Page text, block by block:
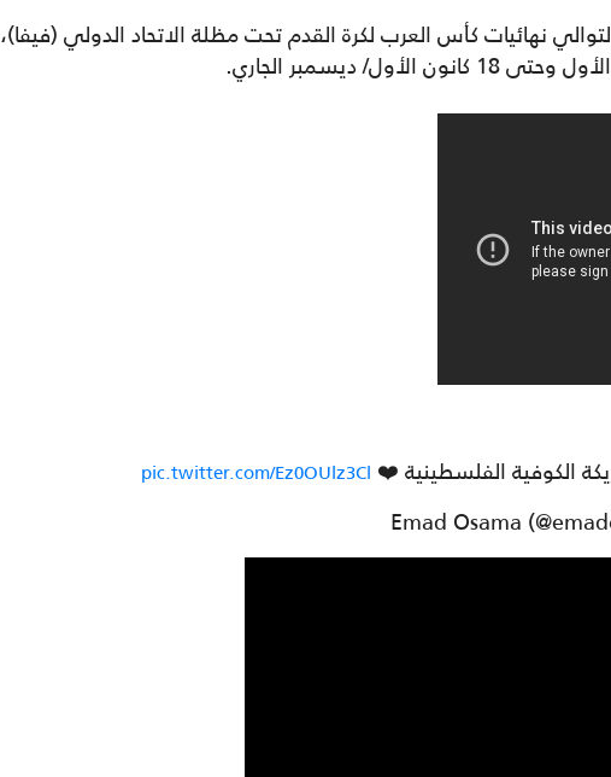
نهائيات كأس العرب لكرة القدم تحت مظلة الاتحاد الدولي (فيفا)،
الكوفية الفلسطينية ❤️ pic.twitter.com/Ez0OUlz3Cl